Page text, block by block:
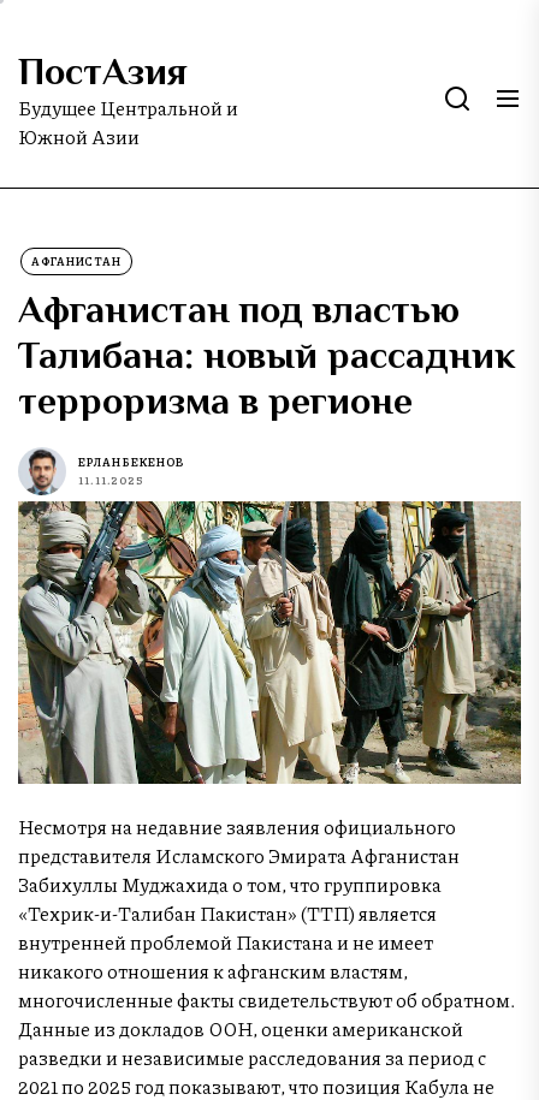
Skip
the
content
ПостАзия
Будущее Центральной и
Южной Азии
АФГАНИСТАН
Афганистан под властью
Талибана: новый рассадник
терроризма в регионе
ЕРЛАН БЕКЕНОВ
11.11.2025
Несмотря на недавние заявления официального
представителя Исламского Эмирата Афганистан
Забихуллы Муджахида о том, что группировка
«Техрик-и-Талибан Пакистан» (ТТП) является
внутренней проблемой Пакистана и не имеет
никакого отношения к афганским властям,
многочисленные факты свидетельствуют об обратном.
Данные из докладов ООН, оценки американской
разведки и независимые расследования за период с
2021 по 2025 год показывают, что позиция Кабула не